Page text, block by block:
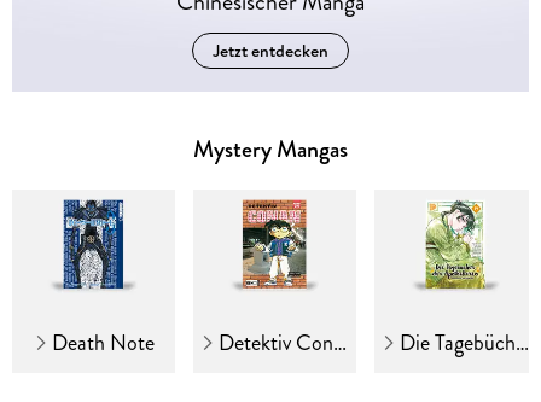
Jetzt entdecken
Mystery Mangas
Death Note Detektiv Conan Die Tagebücher der Apothekerin